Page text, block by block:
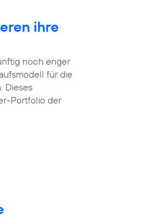
ihre
noch enger
für die
Dieses
Portfolio der